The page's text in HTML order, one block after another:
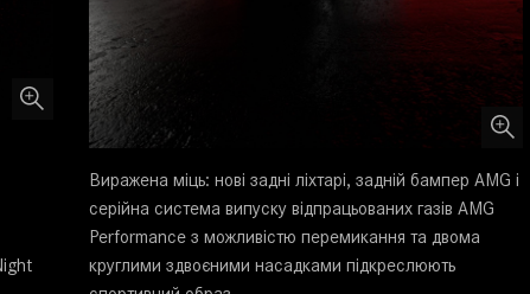
Виражена міць: нові задні ліхтарі, задній бампер AMG і
серійна система випуску відпрацьованих газів AMG
Performance з можливістю перемикання та двома
круглими здвоєними насадками підкреслюють